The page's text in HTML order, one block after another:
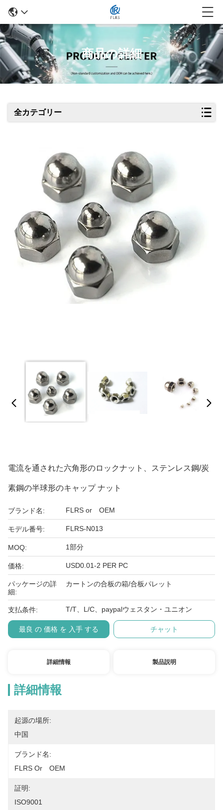
商品の詳細
全カテゴリー
電流を通された六角形のロックナット、ステンレス鋼/炭
素鋼の半球形のキャップ ナット
ブランド名: FLRS or OEM
モデル番号: FLRS-N013
MOQ: 1部分
価格: USD0.01-2 PER PC
パッケージの詳
細:
カートンの合板の箱/合板パレット
支払条件: T/T、L/C、paypalウェスタン・ユニオン
最良 の 価格 を 入手 する チャット
詳細情報 製品説明
詳細情報
起源の場所:
中国
ブランド名:
FLRS Or　OEM
証明:
ISO9001